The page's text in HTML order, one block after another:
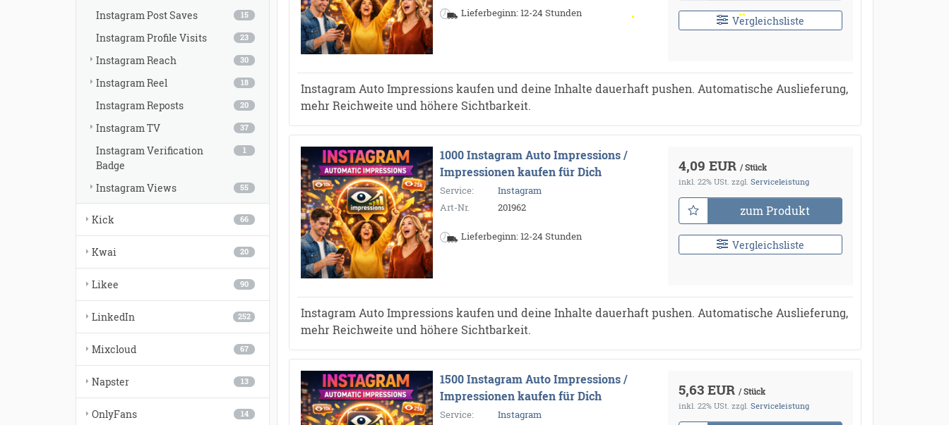
Lieferbeginn: 12-24 Stunden
Vergleichsliste
Instagram Auto Impressions kaufen und deine Inhalte dauerhaft pushen. Automatische Auslieferung,
mehr Reichweite und höhere Sichtbarkeit.
1000 Instagram Auto Impressions /
Impressionen kaufen für Dich
Service:
Instagram
Art-Nr.
201962
Lieferbeginn: 12-24 Stunden
4,09 EUR / Stück
inkl. 22% USt. zzgl. Serviceleistung
zum Produkt
Vergleichsliste
Instagram Auto Impressions kaufen und deine Inhalte dauerhaft pushen. Automatische Auslieferung,
mehr Reichweite und höhere Sichtbarkeit.
1500 Instagram Auto Impressions /
Impressionen kaufen für Dich
Service:
Instagram
5,63 EUR / Stück
inkl. 22% USt. zzgl. Serviceleistung
15
Instagram Post Saves
23
Instagram Profile Visits
30
Instagram Reach
18
Instagram Reel
20
Instagram Reposts
37
Instagram TV
1
Instagram Verification
Badge
55
Instagram Views
66
Kick
20
Kwai
90
Likee
252
LinkedIn
67
Mixcloud
13
Napster
14
OnlyFans